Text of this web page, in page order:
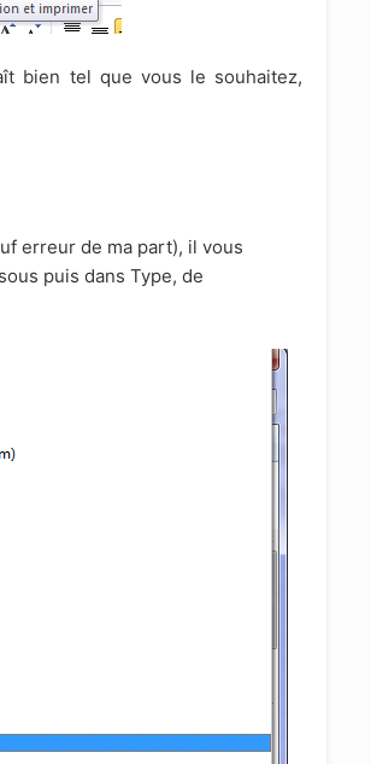
bien tel que vous le souhaitez,
erreur de ma part), il vous
puis dans Type, de